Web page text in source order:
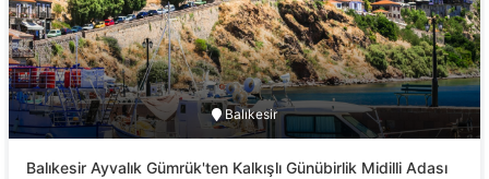
Balıkesir
Balıkesir Ayvalık Gümrük'ten Kalkışlı Günübirlik Midilli Adası